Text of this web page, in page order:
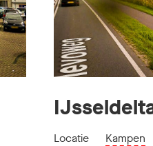
Locatie
Kampen